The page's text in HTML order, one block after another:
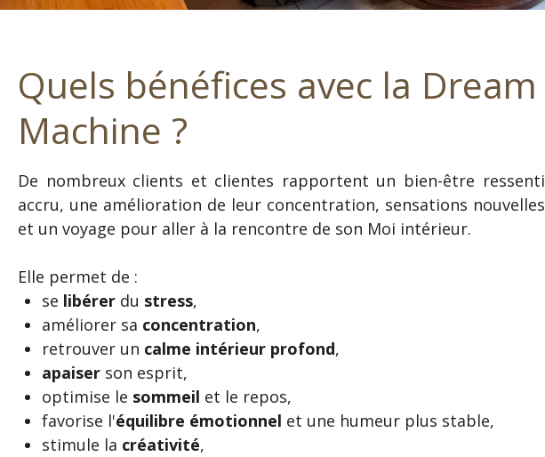
Quels bénéfices avec la Dream
Machine ?
De nombreux clients et clientes rapportent un bien-être ressenti
accru, une amélioration de leur concentration, sensations nouvelles
et un voyage pour aller à la rencontre de son Moi intérieur.
Elle permet de :
se libérer du stress,
améliorer sa concentration,
retrouver un calme intérieur profond,
apaiser son esprit,
optimise le sommeil et le repos,
favorise l'équilibre émotionnel et une humeur plus stable,
stimule la créativité,